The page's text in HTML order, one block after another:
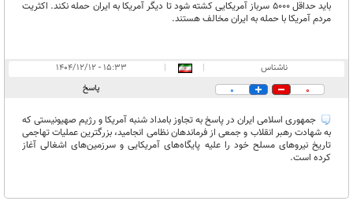
باید حداقل ۵۰۰۰ سرباز آمریکایی کشته شود تا دیگر آمریکا به ایران حمله نکند. اکثریت
مردم آمریکا با حمله به ایران مخالف هستند.
ناشناس |
|
۱۵:۳۳ - ۱۴۰۴/۱۲/۱۲
0
0 پاسخ
جمهوری اسلامی ایران در پاسخ به تجاوز بامداد شنبه آمریکا و رژیم صهیونیستی که
به شهادت رهبر انقلاب و جمعی از فرماندهان نظامی انجامید، بزرگترین عملیات تهاجمی
تاریخ نیرو‌های مسلح خود را علیه پایگاه‌های آمریکایی و سرزمین‌های اشغالی آغاز
کرده است.